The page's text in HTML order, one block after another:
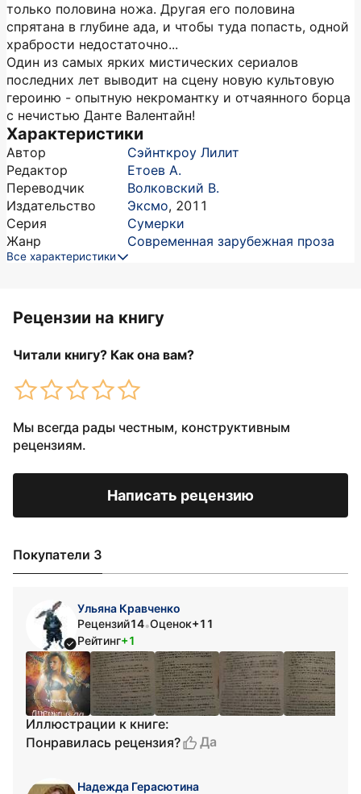
только половина ножа. Другая его половина
спрятана в глубине ада, и чтобы туда попасть, одной
храбрости недостаточно...
Один из самых ярких мистических сериалов
последних лет выводит на сцену новую культовую
героиню - опытную некромантку и отчаянного борца
с нечистью Данте Валентайн!
Характеристики
Автор
Сэйнткроу Лилит
Редактор
Етоев А.
Переводчик
Волковский В.
Издательство
Эксмо, 2011
Серия
Сумерки
Жанр
Современная зарубежная проза
Все характеристики
Рецензии на книгу
Читали книгу? Как она вам?
Мы всегда рады честным, конструктивным
рецензиям.
Написать рецензию
Покупатели 3
Ульяна Кравченко
Рецензий14•Оценок+11
Рейтинг+1
Иллюстрации к книге:
Понравилась рецензия?
Да
Надежда Герасютина